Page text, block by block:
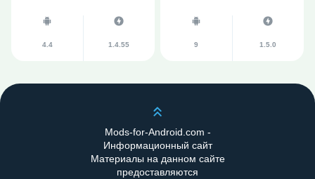
4.4 1.4.55 9 1.5.0
Scroll up
Mods-for-Android.com -
Информационный сайт
Материалы на данном сайте
предоставляются